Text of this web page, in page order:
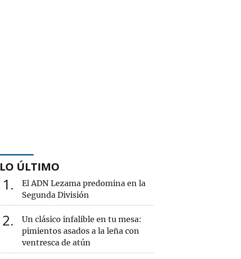
LO ÚLTIMO
1
El ADN Lezama predomina en la
Segunda División
2
Un clásico infalible en tu mesa:
pimientos asados a la leña con
ventresca de atún